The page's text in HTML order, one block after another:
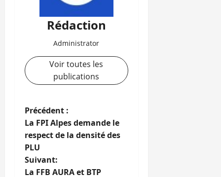
Rédaction
Administrator
Voir toutes les
publications
N
a
v
Précédent :
La FPI Alpes demande le
respect de la densité des
PLU
Suivant:
La FFB AURA et BTP